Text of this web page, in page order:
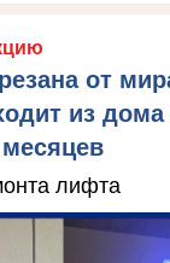
от
из дома
лифта